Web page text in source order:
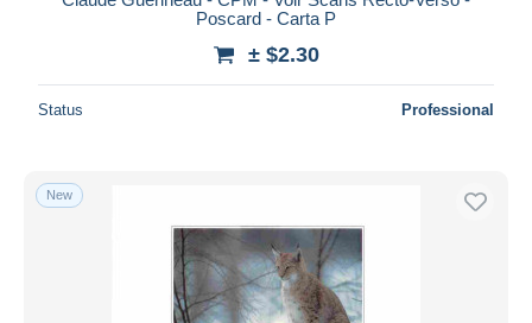
Poscard - Carta P
± $2.30
Status Professional
New